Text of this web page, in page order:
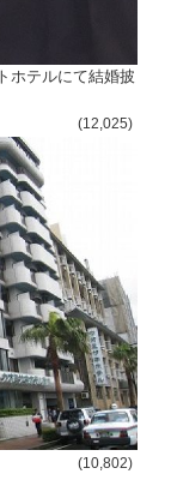
ホテルにて結婚披
(12,025)
(10,802)